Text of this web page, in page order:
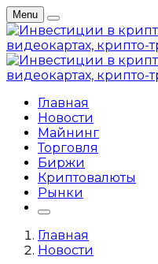
Menu
Главная
Новости
Майнинг
Торговля
Биржи
Криптовалюты
Рынки
Главная
Новости